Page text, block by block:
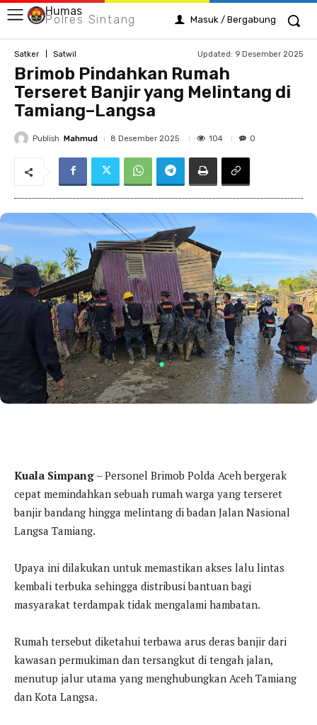
Humas
Polres Sintang Masuk / Bergabung
Satker Satwil Updated: 9 Desember 2025
Brimob Pindahkan Rumah
Terseret Banjir yang Melintang di
Tamiang–Langsa
Publish Mahmud 8 Desember 2025 104 0
Kuala Simpang – Personel Brimob Polda Aceh bergerak
cepat memindahkan sebuah rumah warga yang terseret
banjir bandang hingga melintang di badan Jalan Nasional
Langsa Tamiang.
Upaya ini dilakukan untuk memastikan akses lalu lintas
kembali terbuka sehingga distribusi bantuan bagi
masyarakat terdampak tidak mengalami hambatan.
Rumah tersebut diketahui terbawa arus deras banjir dari
kawasan permukiman dan tersangkut di tengah jalan,
menutup jalur utama yang menghubungkan Aceh Tamiang
dan Kota Langsa.